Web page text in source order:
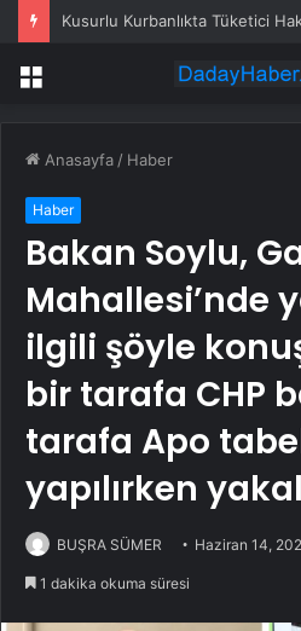
Kusurlu Kurbanlıkta Tüketici
Menü
Anasayfa / Haber
Haber
Bakan Soylu,
Mahallesi’nde
ilgili şöyle
bir tarafa CHP
tarafa Apo
yapılırken
BUŞRA SÜMER Haziran 14,
1 dakika okuma süresi